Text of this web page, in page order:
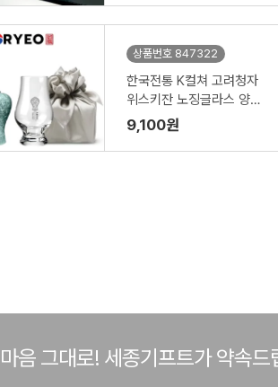
상품번호 847322
한국전통 K컬쳐 고려청자
위스키잔 노징글라스 양주
니트잔 170ml (보자기 포
장)
9,100원
음 그대로! 세종기프트가 약속드